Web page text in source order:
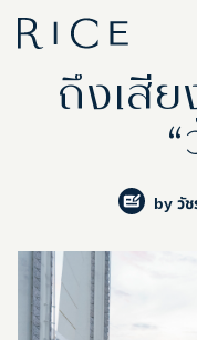
ถึงเสี่
byวั